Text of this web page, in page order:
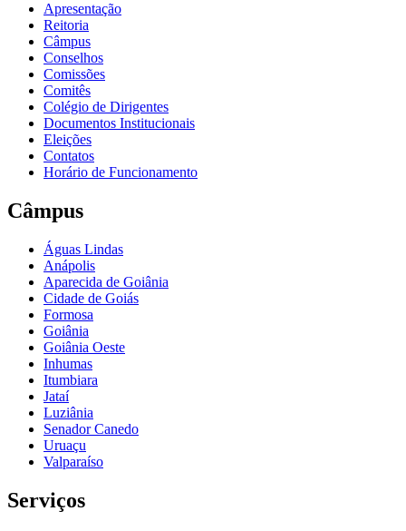
Apresentação
Reitoria
Câmpus
Conselhos
Comissões
Comitês
Colégio de Dirigentes
Documentos Institucionais
Eleições
Contatos
Horário de Funcionamento
Câmpus
Águas Lindas
Anápolis
Aparecida de Goiânia
Cidade de Goiás
Formosa
Goiânia
Goiânia Oeste
Inhumas
Itumbiara
Jataí
Luziânia
Senador Canedo
Uruaçu
Valparaíso
Serviços